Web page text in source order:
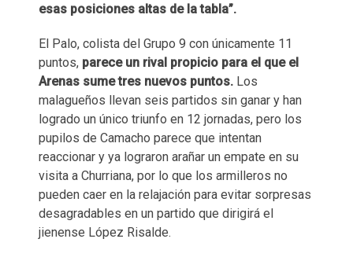
esas posiciones altas de la tabla”.
El Palo, colista del Grupo 9 con únicamente 11
puntos, parece un rival propicio para el que el
Arenas sume tres nuevos puntos. Los
malagueños llevan seis partidos sin ganar y han
logrado un único triunfo en 12 jornadas, pero los
pupilos de Camacho parece que intentan
reaccionar y ya lograron arañar un empate en su
visita a Churriana, por lo que los armilleros no
pueden caer en la relajación para evitar sorpresas
desagradables en un partido que dirigirá el
jienense López Risalde.